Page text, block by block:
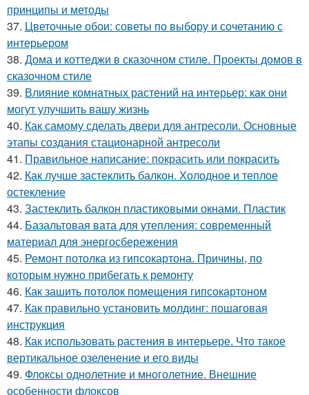
принципы и методы
37. Цветочные обои: советы по выбору и сочетанию с
интерьером
38. Дома и коттеджи в сказочном стиле. Проекты домов в
сказочном стиле
39. Влияние комнатных растений на интерьер: как они
могут улучшить вашу жизнь
40. Как самому сделать двери для антресоли. Основные
этапы создания стационарной антресоли
41. Правильное написание: покрасить или покрасить
42. Как лучше застеклить балкон. Холодное и теплое
остекление
43. Застеклить балкон пластиковыми окнами. Пластик
44. Базальтовая вата для утепления: современный
материал для энергосбережения
45. Ремонт потолка из гипсокартона. Причины, по
которым нужно прибегать к ремонту
46. Как зашить потолок помещения гипсокартоном
47. Как правильно установить молдинг: пошаговая
инструкция
48. Как использовать растения в интерьере. Что такое
вертикальное озеленение и его виды
49. Флоксы однолетние и многолетние. Внешние
особенности флоксов